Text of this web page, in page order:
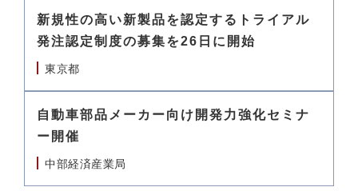
新規性の高い新製品を認定するトライアル
発注認定制度の募集を26日に開始
東京都
自動車部品メーカー向け開発力強化セミナ
ー開催
中部経済産業局